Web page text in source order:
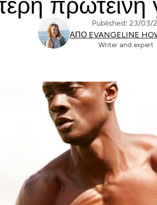
Published: 23/03/
ΑΠΌ EVANGELINE
Writer and expert